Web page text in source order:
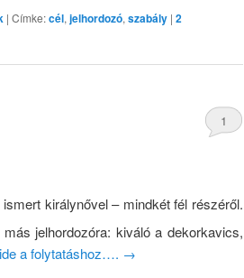
| Címke:cél, jelhordozó, szabály | 2
1
királynővel – mindkét fél részéről.
jelhordozóra: kiváló a dekorkavics,
a folytatáshoz…. →